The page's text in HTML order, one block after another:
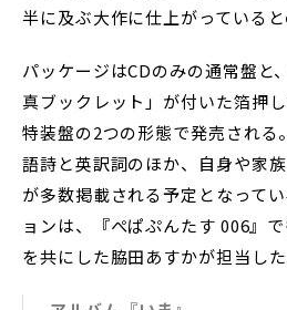
半に及ぶ大作に仕上がっていると
パッケージはCDのみの通常盤と
真ブックレット」が付いた箔押
特装盤の2つの形態で発売される
語詩と英訳詞のほか、自身や家
が多数掲載される予定となって
ョンは、『ぺぱぷんたす 006』
を共にした脇田あすかが担当した